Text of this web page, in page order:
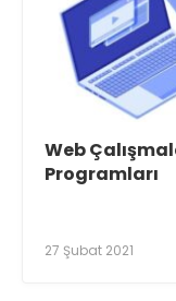
Web
Programları
27 Şubat 2021